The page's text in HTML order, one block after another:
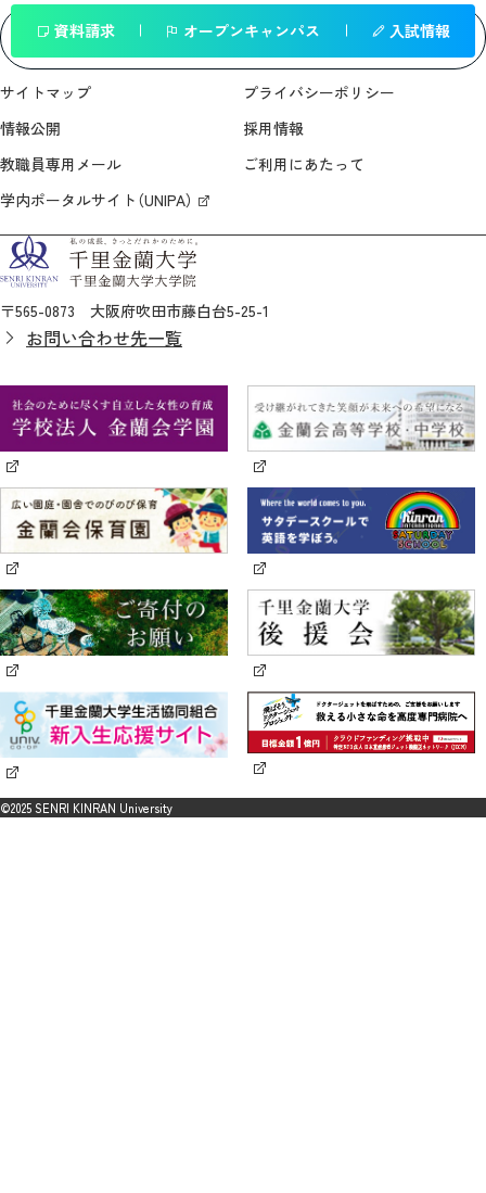
一覧へ戻る
資料請求 オープンキャンパス 入試情報
サイトマップ
プライバシーポリシー
情報公開
採用情報
教職員専用メール
ご利用にあたって
学内ポータルサイト（UNIPA）
〒565-0873 大阪府吹田市藤白台5-25-1
お問い合わせ先一覧
©2025 SENRI KINRAN University